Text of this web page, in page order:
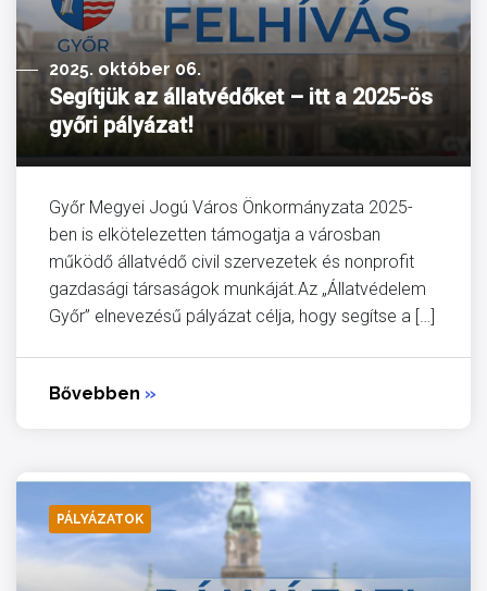
2025. október 06.
Segítjük az állatvédőket – itt a 2025-ös
győri pályázat!
Győr Megyei Jogú Város Önkormányzata 2025-
ben is elkötelezetten támogatja a városban
működő állatvédő civil szervezetek és nonprofit
gazdasági társaságok munkáját.Az „Állatvédelem
Győr” elnevezésű pályázat célja, hogy segítse a […]
Bővebben »
PÁLYÁZATOK